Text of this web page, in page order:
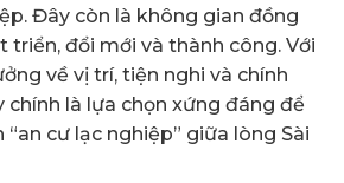
Đây còn là không gian đồng
triển, đổi mới và thành công. Với
về vị trí, tiện nghi và chính
chính là lựa chọn xứng đáng để
cư lạc nghiệp” giữa lòng Sài